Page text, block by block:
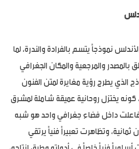
نموذجاً يتسم بالفرادة والندرة، لما
بالمصدر والمرجعية والمكان الجغرافي
الذي يطرح رؤية مغايرة لمتن الفنون
كونه يختزل روحانية عميقة شاملة لمشرق
داخل فضاء جغرافي واحد هو شبه
ثمانية، وتظاهرت تعبيراً فنياً يرتقي